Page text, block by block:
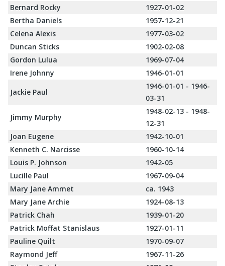
Bernard Rocky
1927-01-02
Bertha Daniels
1957-12-21
Celena Alexis
1977-03-02
Duncan Sticks
1902-02-08
Gordon Lulua
1969-07-04
Irene Johnny
1946-01-01
Jackie Paul
1946-01-01 - 1946-
03-31
Jimmy Murphy
1948-02-13 - 1948-
12-31
Joan Eugene
1942-10-01
Kenneth C. Narcisse
1960-10-14
Louis P. Johnson
1942-05
Lucille Paul
1967-09-04
Mary Jane Ammet
ca. 1943
Mary Jane Archie
1924-08-13
Patrick Chah
1939-01-20
Patrick Moffat Stanislaus
1927-01-11
Pauline Quilt
1970-09-07
Raymond Jeff
1967-11-26